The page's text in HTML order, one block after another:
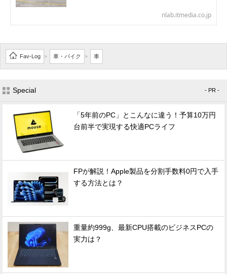
nlab.itmedia.co.jp
Fav-Log > 車・バイク > 車
Special - PR -
「5年前のPC」とこんなに違う！予算10万円
台前半で実現する快適PCライフ
FPが解説！Apple製品を分割手数料0円で入手
する方法とは？
重量約999g、最新CPU搭載のビジネスPCの
実力は？